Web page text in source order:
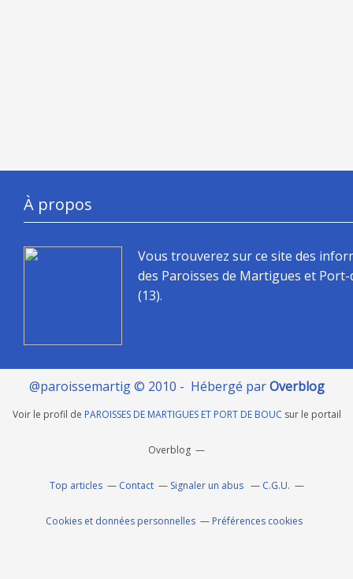
À propos
Vous trouverez sur ce site des
des Paroisses de Martigues et
(13).
@paroissemartig © 2010 - Hébergé parOverblog
Voir le profil de PAROISSES DE MARTIGUES ET PORT DE BOUC sur le portail
Overblog
Top articles Contact Signaler un abus C.G.U.
Cookies et données personnelles Préférences cookies